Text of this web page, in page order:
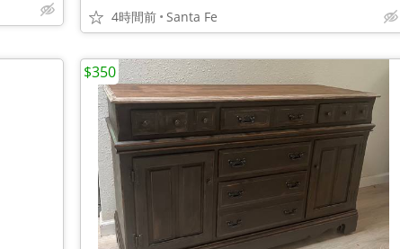
4時間前 Santa Fe
$350